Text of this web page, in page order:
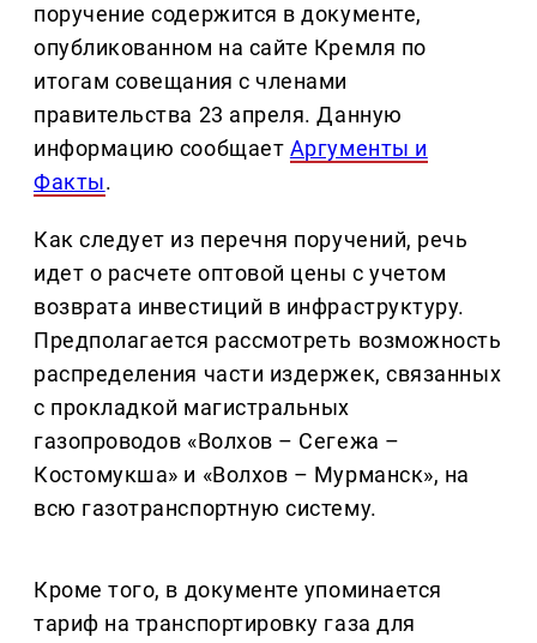
поручение содержится в документе,
опубликованном на сайте Кремля по
итогам совещания с членами
правительства 23 апреля. Данную
информацию сообщает Аргументы и
Факты.
Как следует из перечня поручений, речь
идет о расчете оптовой цены с учетом
возврата инвестиций в инфраструктуру.
Предполагается рассмотреть возможность
распределения части издержек, связанных
с прокладкой магистральных
газопроводов «Волхов – Сегежа –
Костомукша» и «Волхов – Мурманск», на
всю газотранспортную систему.
Кроме того, в документе упоминается
тариф на транспортировку газа для